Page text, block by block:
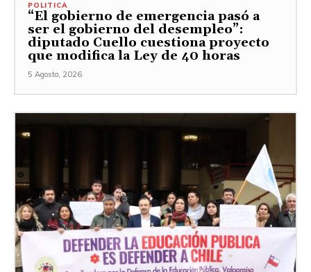
POLITICA
“El gobierno de emergencia pasó a
ser el gobierno del desempleo”:
diputado Cuello cuestiona proyecto
que modifica la Ley de 40 horas
5 Agosto, 2026